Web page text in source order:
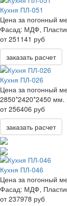
Кухня ПЛ-051
Цена за погонный
Фасад: МДФ,
от 251141 руб
заказать расчет
Кухня ПЛ-026
Цена за погонный
2850*2420*2450 мм.
от 256406 руб
заказать расчет
Кухня ПЛ-046
Цена за погонный
Фасад: МДФ,
от 237978 руб